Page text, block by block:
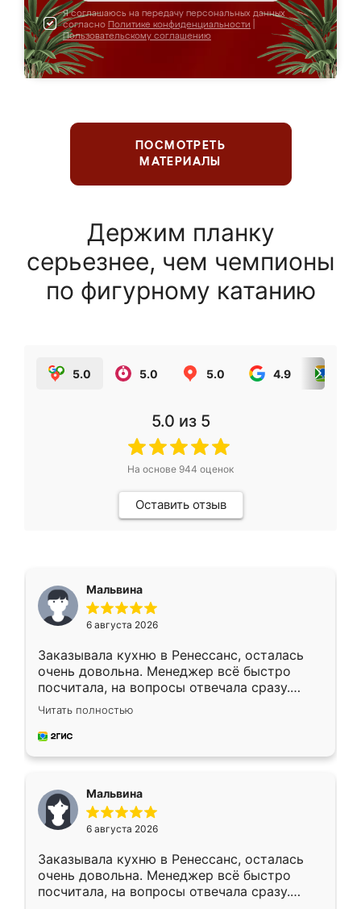
Я соглашаюсь на передачу персональных данных
согласно Политике конфиденциальности
Пользовательскому соглашению
ПОСМОТРЕТЬ
МАТЕРИАЛЫ
Держим планку
серьезнее, чем чемпионы
по фигурному катанию
5.0 5.0 5.0 4.9
5.0 из 5
На основе 944 оценок
Оставить отзыв
Мальвина
6 августа 2026
Заказывала кухню в Ренессанс, осталась
очень довольна. Менеджер всё быстро
посчитала, на вопросы отвечала сразу.
Замерщик приехал в субботу, подошёл к
делу со всей ответственностью. Собрали
за день, ребята работали аккуратно, даже
Читать полностью
Мальвина
6 августа 2026
Заказывала кухню в Ренессанс, осталась
очень довольна. Менеджер всё быстро
посчитала, на вопросы отвечала сразу.